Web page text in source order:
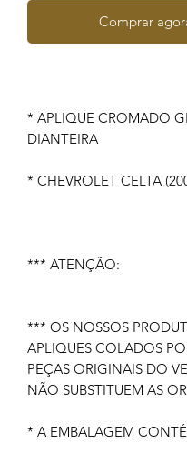
Comprar
* APLIQUE CROMADO
DIANTEIRA
* CHEVROLET CELTA
*** ATENÇÃO:
*** OS NOSSOS
APLIQUES COLADOS
PEÇAS ORIGINAIS DO
NÃO SUBSTITUEM AS
* A EMBALAGEM